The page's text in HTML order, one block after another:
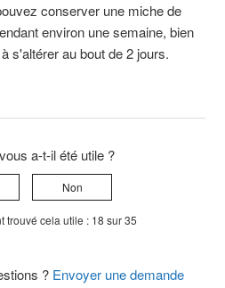
conserver une miche de
environ une semaine, bien
s'altérer au bout de 2 jours.
a-t-il été utile ?
Non
trouvé cela utile : 18 sur 35
? Envoyer une demande